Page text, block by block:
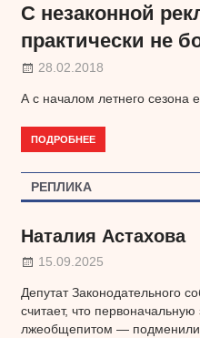
С незаконной
практически не
28.02.2018
А с началом летнего сезона
ПОДРОБНЕЕ
РЕПЛИКА
Наталия Астахова
15.09.2025
Депутат Законодательного
считает, что
лжеобщепитом —